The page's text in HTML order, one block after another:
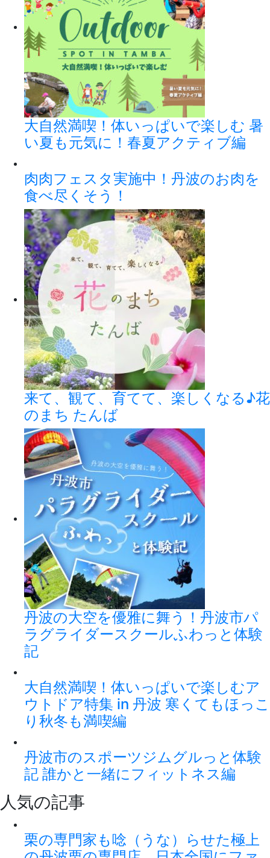
大自然満喫！体いっぱいで楽しむ 暑
い夏も元気に！春夏アクティブ編
肉肉フェスタ実施中！丹波のお肉を
食べ尽くそう！
来て、観て、育てて、楽しくなる♪花
のまち たんば
丹波の大空を優雅に舞う！丹波市パ
ラグライダースクールふわっと体験
記
大自然満喫！体いっぱいで楽しむア
ウトドア特集 in 丹波 寒くてもほっこ
り秋冬も満喫編
丹波市のスポーツジムグルっと体験
記 誰かと一緒にフィットネス編
人気の記事
栗の専門家も唸（うな）らせた極上